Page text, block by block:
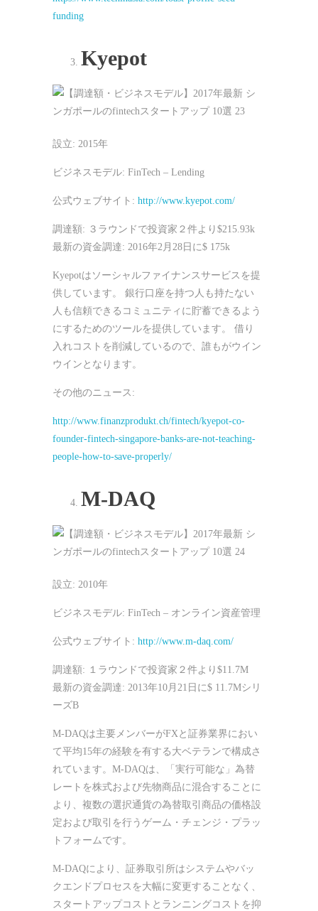
funding
Kyepot
設立: 2015年
ビジネスモデル: FinTech – Lending
公式ウェブサイト: http://www.kyepot.com/
調達額: ３ラウンドで投資家２件より$215.93k
最新の資金調達: 2016年2月28日に$ 175k
Kyepotはソーシャルファイナンスサービスを提
供しています。 銀行口座を持つ人も持たない
人も信頼できるコミュニティに貯蓄できるよう
にするためのツールを提供しています。 借り
入れコストを削減しているので、誰もがウイン
ウインとなります。
その他のニュース:
http://www.finanzprodukt.ch/fintech/kyepot-co-
founder-fintech-singapore-banks-are-not-teaching-
people-how-to-save-properly/
M-DAQ
設立: 2010年
ビジネスモデル: FinTech – オンライン資産管理
公式ウェブサイト: http://www.m-daq.com/
調達額: １ラウンドで投資家２件より$11.7M
最新の資金調達: 2013年10月21日に$ 11.7Mシリ
ーズB
M-DAQは主要メンバーがFXと証券業界におい
て平均15年の経験を有する大ベテランで構成さ
れています。M-DAQは、「実行可能な」為替
レートを株式および先物商品に混合することに
より、複数の選択通貨の為替取引商品の価格設
定および取引を行うゲーム・チェンジ・プラッ
トフォームです。
M-DAQにより、証券取引所はシステムやバッ
クエンドプロセスを大幅に変更することなく、
スタートアップコストとランニングコストを抑